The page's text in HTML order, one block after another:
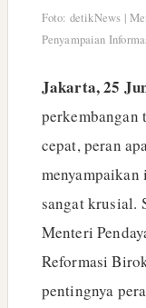
Foto: detikNews |
Penyampaian
Jakarta, 25
cepat, peran
sangat krusial.
Menteri
Reformasi
pentingnya